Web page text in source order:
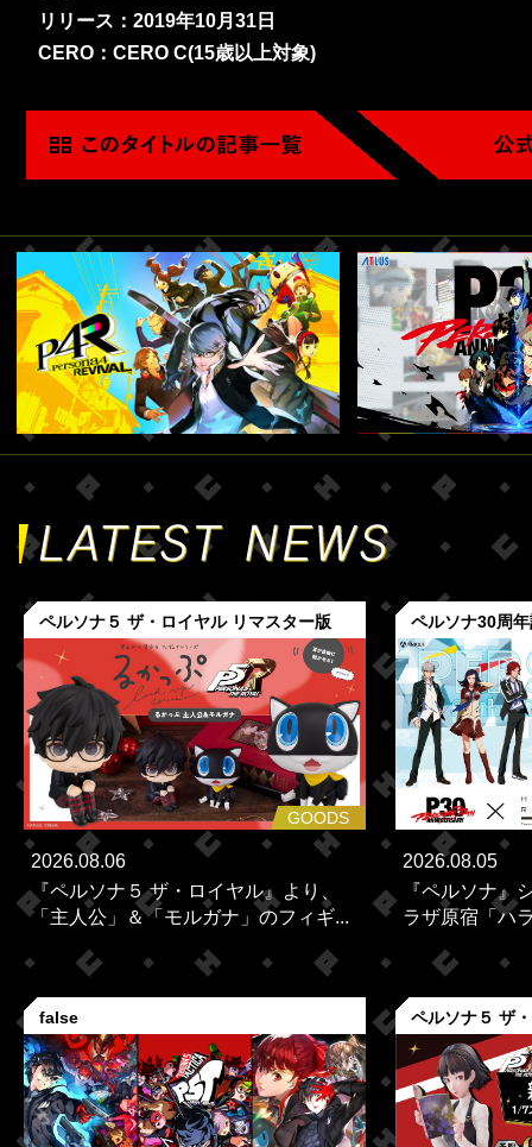
リリース：2019年10月31日
CERO：CERO C(15歳以上対象)
ペルソナ５ ザ・ロイヤル リマスター版
GOODS
2026.08.06
『ペルソナ５ ザ・ロイヤル』より、
「主人公」＆「モルガナ」のフィギ...
ペルソナ30周
2026.08.05
『ペルソナ』
ラザ原宿「ハ
false ペルソナ５ ザ